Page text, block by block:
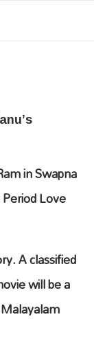
in Swapna
Love
A classified
will be a